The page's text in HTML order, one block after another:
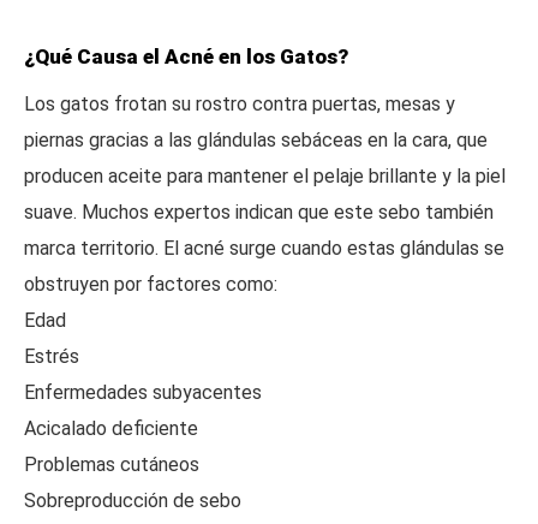
¿Qué Causa el Acné en los Gatos?
Los gatos frotan su rostro contra puertas, mesas y
piernas gracias a las glándulas sebáceas en la cara, que
producen aceite para mantener el pelaje brillante y la piel
suave. Muchos expertos indican que este sebo también
marca territorio. El acné surge cuando estas glándulas se
obstruyen por factores como:
Edad
Estrés
Enfermedades subyacentes
Acicalado deficiente
Problemas cutáneos
Sobreproducción de sebo